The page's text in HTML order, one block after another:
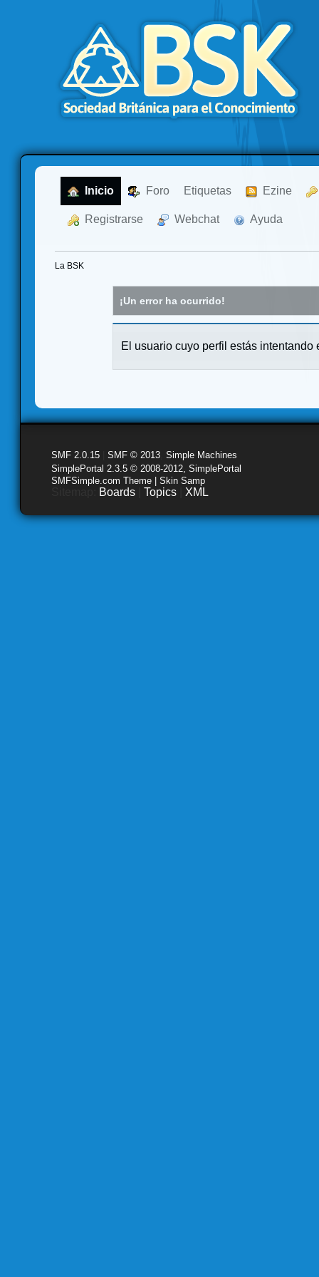
Inicio Foro Etiquetas Ezine
Registrarse Webchat Ayuda
La BSK
¡Un error ha ocurrido!
El usuario cuyo perfil estás intentando
SMF 2.0.15 SMF © 2013 Simple Machines
SimplePortal 2.3.5 © 2008-2012, SimplePortal
SMFSimple.com Theme | Skin Samp
Boards Topics XML